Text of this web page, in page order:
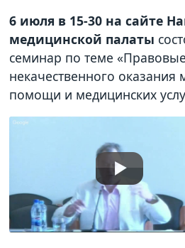
6 июля в 15-30 на сайте
медицинской палаты
семинар по теме
некачественного оказания
помощи и медицинских